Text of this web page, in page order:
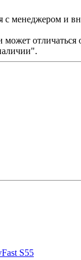
с менеджером и
может
S55